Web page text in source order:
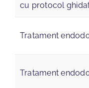
cu protocol
Tratament
Tratament